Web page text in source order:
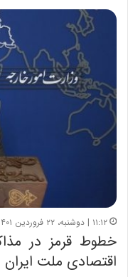
۱۱:۱۲ | دوشنبه، ۲۲ فروردین ۱۴۰۱
خطوط قرمز در
اقتصادی ملت